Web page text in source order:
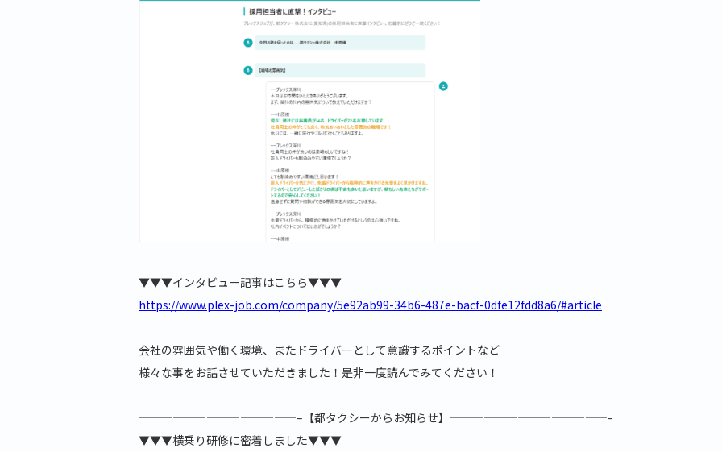
▼▼▼インタビュー記事はこちら▼▼▼
https://www.plex-job.com/company/5e92ab99-34b6-487e-bacf-0dfe12fdd8a6/#article
会社の雰囲気や働く環境、またドライバーとして意識するポイントなど
様々な事をお話させていただきました！是非一度読んでみてください！
——————————————–【都タクシーからお知らせ】——————————————-
▼▼▼横乗り研修に密着しました▼▼▼